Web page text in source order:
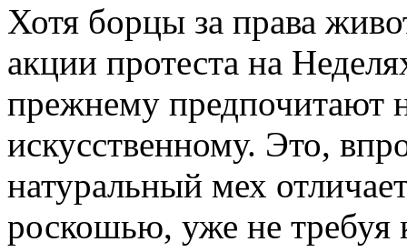
Хотя борцы за права
акции протеста на
прежнему предпочитают
искусственному. Это,
натуральный мех
роскошью, уже не требуя